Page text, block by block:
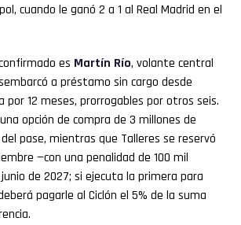
cuando le ganó 2 a 1 al Real Madrid en el
es Martín Río, volante central
a préstamo sin cargo desde
por 12 meses, prorrogables por otros seis.
opción de compra de 3 millones de
pase, mientras que Talleres se reservó
—con una penalidad de 100 mil
de 2027; si ejecuta la primera para
pagarle al Ciclón el 5% de la suma